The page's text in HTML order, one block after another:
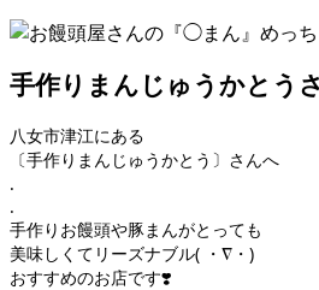
手作りまんじゅうかとう
八女市津江にある
〔手作りまんじゅうかとう〕さんへ
.
.
手作りお饅頭や豚まんがとっても
美味しくてリーズナブル( ・∇・)
おすすめのお店です❣️